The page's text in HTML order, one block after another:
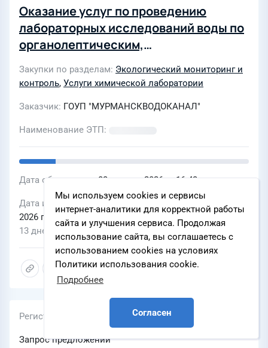
Мы используем cookies и сервисы
интернет-аналитики для корректной работы
сайта и улучшения сервиса. Продолжая
использование сайта, вы соглашаетесь с
использованием cookies на условиях
Политики использования cookie.
Подробнее
Согласен
Оказание услуг по проведению
лабораторных исследований воды по
органолептическим,
показателям для осуществления
контроля всех водных объектов ГОУП
"Мурманскводоканал"
Закупки по разделам Экологический мониторинг и
контроль, Услуги химической лаборатории
Заказчик ГОУП "МУРМАНСКВОДОКАНАЛ"
Наименование ЭТП
Дата объявления 03 августа 2026 г., 16:43
Дата и время окончания подачи заявок
19 августа
2026 г., 09:00
13 дней
Регистрационный номер
Запрос предложений